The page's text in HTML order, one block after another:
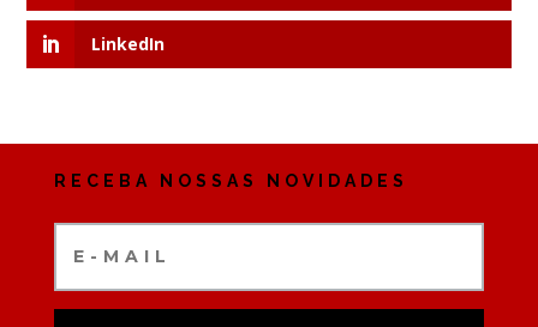
LinkedIn
RECEBA NOSSAS NOVIDADES